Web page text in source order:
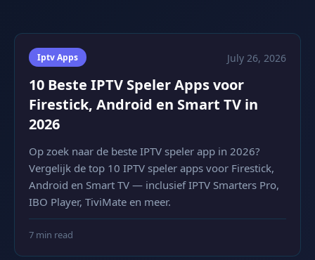
Iptv Apps July 26, 2026
10 Beste IPTV Speler Apps voor
Firestick, Android en Smart TV in
2026
Op zoek naar de beste IPTV speler app in 2026?
Vergelijk de top 10 IPTV speler apps voor Firestick,
Android en Smart TV — inclusief IPTV Smarters Pro,
IBO Player, TiviMate en meer.
7 min read